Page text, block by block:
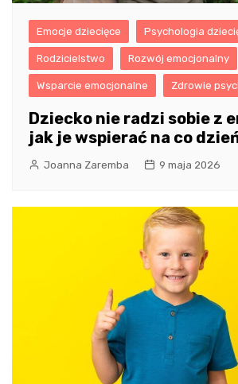
Emocje dziecięce Psychologia
Rodzicielstwo Rozwój emocjonalny
Wsparcie emocjonalne Zdrowie
Dziecko nie radzi sobie z
jak je wspierać na co
Joanna Zaremba 9 maja 2026